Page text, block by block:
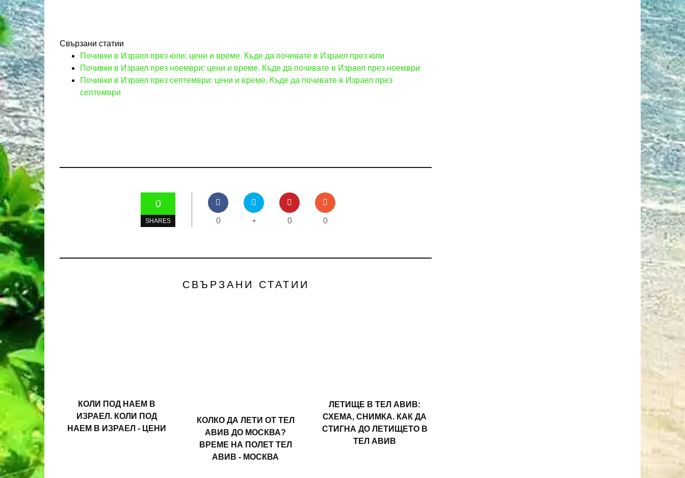
Свързани статии
Почивки в Израел през юли: цени и време. Къде да почивате в Израел през юли
Почивки в Израел през ноември: цени и време. Къде да почивате в Израел през ноември
Почивки в Израел през септември: цени и време. Къде да почивате в Израел през
септември
0
SHARES 0 + 0 0
СВЪРЗАНИ СТАТИИ
КОЛИ ПОД НАЕМ В
ИЗРАЕЛ. КОЛИ ПОД
НАЕМ В ИЗРАЕЛ - ЦЕНИ
КОЛКО ДА ЛЕТИ ОТ ТЕЛ
АВИВ ДО МОСКВА?
ВРЕМЕ НА ПОЛЕТ ТЕЛ
АВИВ - МОСКВА
ЛЕТИЩЕ В ТЕЛ АВИВ:
СХЕМА, СНИМКА. КАК ДА
СТИГНА ДО ЛЕТИЩЕТО В
ТЕЛ АВИВ